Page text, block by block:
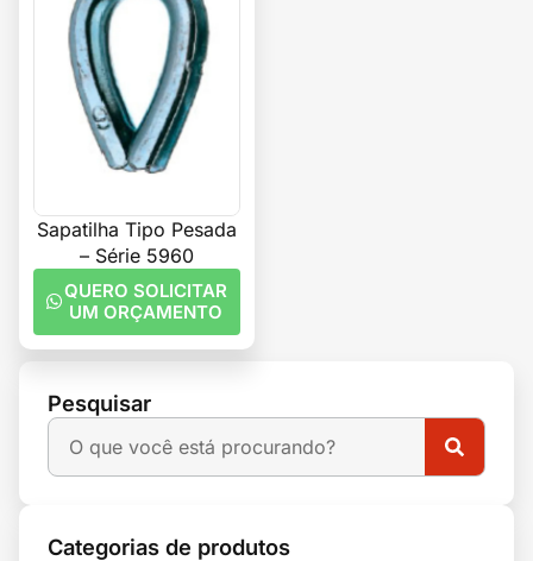
Pesquisar
Categorias de produtos
Sapatilha Tipo Pesada
– Série 5960
QUERO SOLICITAR
UM ORÇAMENTO